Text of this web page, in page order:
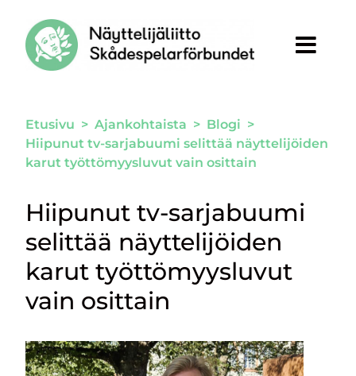
Siirry sivun sisältöön
Etusivu > Ajankohtaista > Blogi >
Hiipunut tv-sarjabuumi selittää näyttelijöiden
karut työttömyysluvut vain osittain
Hiipunut tv-sarjabuumi
selittää näyttelijöiden
karut työttömyysluvut
vain osittain